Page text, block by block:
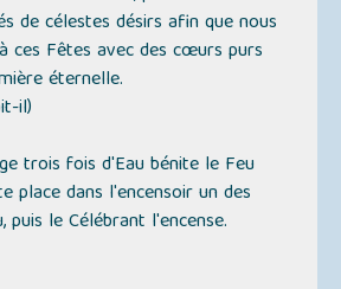
de célestes désirs afin que nous
ces Fêtes avec des cœurs purs
éternelle.
il)
trois fois d'Eau bénite le Feu
place dans l'encensoir un des
puis le Célébrant l'encense.